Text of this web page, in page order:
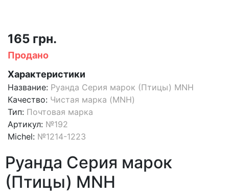
165 грн.
Продано
Характеристики
Название: Руанда Серия марок (Птицы) MNH
Качество: Чистая марка (MNH)
Тип: Почтовая марка
Артикул: №192
Michel: №1214-1223
Руанда Серия марок
(Птицы) MNH